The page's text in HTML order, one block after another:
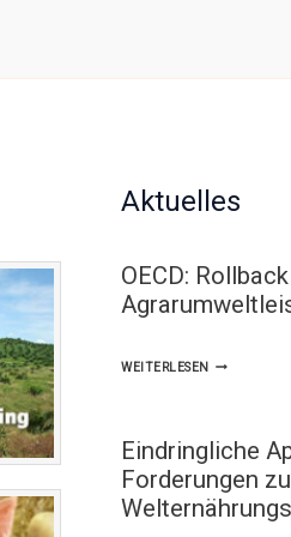
Aktuelles
OECD:
WEITERLESENOECD:
Eindringliche
Forderungen